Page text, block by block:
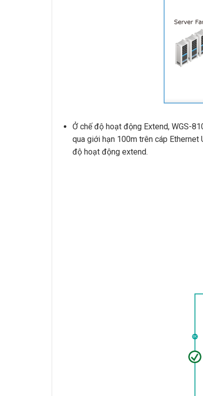
Ở chế độ hoạt động Extend, WGS-
qua giới hạn 100m trên cáp Ethernet
độ hoạt động extend.